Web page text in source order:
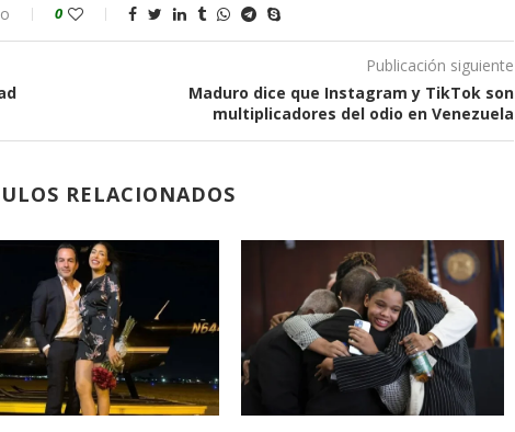
0
Publicación siguiente
Maduro dice que Instagram y TikTok son
multiplicadores del odio en Venezuela
RELACIONADOS